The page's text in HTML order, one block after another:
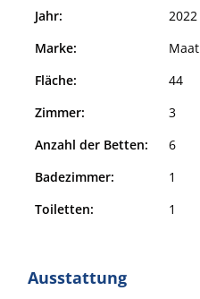
Jahr:
2022
Marke:
Maat
Fläche:
44
Zimmer:
3
Anzahl der Betten:
6
Badezimmer:
1
Toiletten:
1
Ausstattung